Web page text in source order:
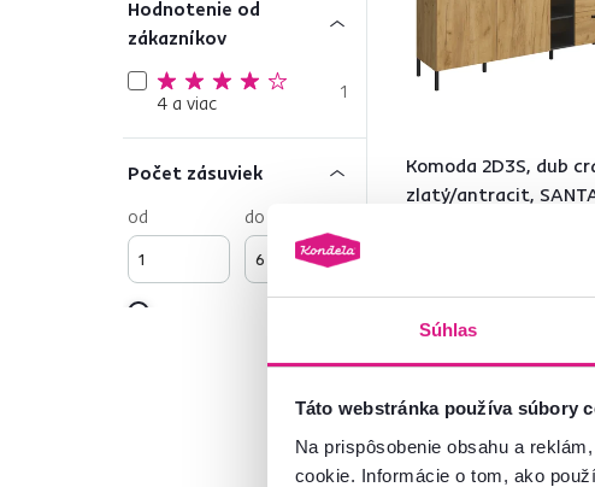
Súhlas
Táto webstránka používa súbory
Na prispôsobenie obsahu a
cookie. Informácie o tom, ako
Hodnotenie od
zákazníkov
4 a viac 1
Počet zásuviek
od
do
1
Komoda 2D3S, dub
zlatý/antracit,
279 €